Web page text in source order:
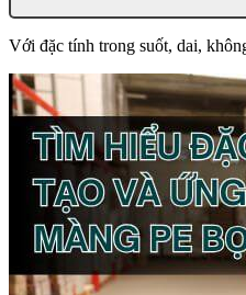
Với đặc tính trong suốt, dai,